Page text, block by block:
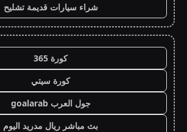
شراء سيارات قديمة تشليح
كورة 365
كورة سيتي
جول العرب goalarab
بث مباشر ريال مدريد اليوم